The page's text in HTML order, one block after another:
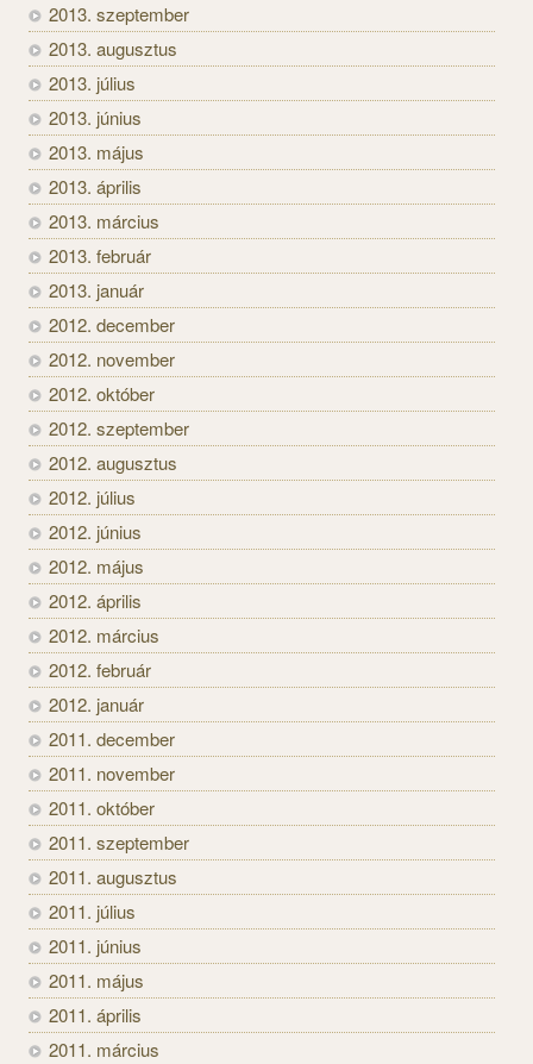
2013. szeptember
2013. augusztus
2013. július
2013. június
2013. május
2013. április
2013. március
2013. február
2013. január
2012. december
2012. november
2012. október
2012. szeptember
2012. augusztus
2012. július
2012. június
2012. május
2012. április
2012. március
2012. február
2012. január
2011. december
2011. november
2011. október
2011. szeptember
2011. augusztus
2011. július
2011. június
2011. május
2011. április
2011. március